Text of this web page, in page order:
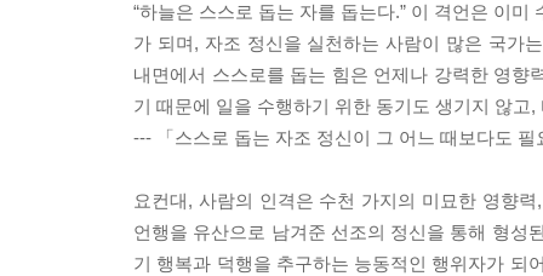
“하늘은 스스로 돕는 자를 돕는다.” 이 격언은 이
가 되며, 자조 정신을 실천하는 사람이 많은 국가
내면에서 스스로를 돕는 힘은 언제나 강력한 영
기 때문에 일을 수행하기 위한 동기도 생기지 않
--- 「스스로 돕는 자조 정신이 그 어느 때보다도 필
요컨대, 사람의 인격은 수천 가지의 미묘한 영향
언행을 유산으로 남겨준 선조의 정신을 통해 형성
기 행복과 덕행을 추구하는 능동적인 행위자가 되